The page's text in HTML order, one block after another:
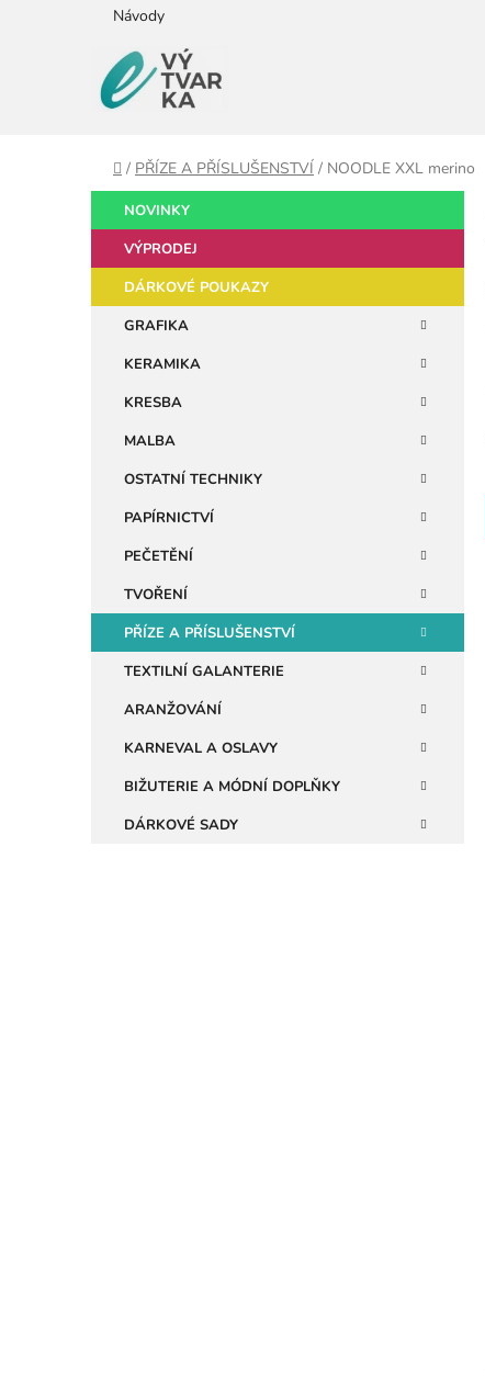
Návody
Domů
/ PŘÍZE A PŘÍSLUŠENSTVÍ / NOODLE XXL merino
o
s
r
Přeskočit
kategorie
a
e
NOVINKY
VÝPRODEJ
DÁRKOVÉ POUKAZY
GRAFIKA
KERAMIKA
KRESBA
MALBA
OSTATNÍ TECHNIKY
PAPÍRNICTVÍ
PEČETĚNÍ
TVOŘENÍ
PŘÍZE A PŘÍSLUŠENSTVÍ
TEXTILNÍ GALANTERIE
ARANŽOVÁNÍ
KARNEVAL A OSLAVY
BIŽUTERIE A MÓDNÍ DOPLŇKY
DÁRKOVÉ SADY